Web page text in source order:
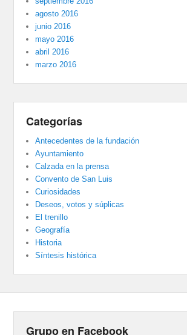
agosto 2016
junio 2016
mayo 2016
abril 2016
marzo 2016
Categorías
Antecedentes de la fundación
Ayuntamiento
Calzada en la prensa
Convento de San Luis
Curiosidades
Deseos, votos y súplicas
El trenillo
Geografía
Historia
Síntesis histórica
Grupo en Facebook